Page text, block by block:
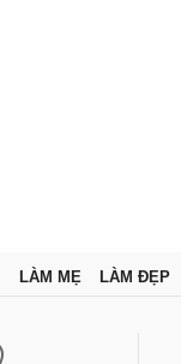
LÀM MẸ LÀM ĐẸP